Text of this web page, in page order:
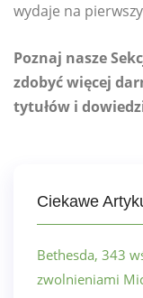
wydaje na
Poznaj nasze
zdobyć więcej
tytułów i
Ciekawe
Bethesda, 343
zwolnieniami